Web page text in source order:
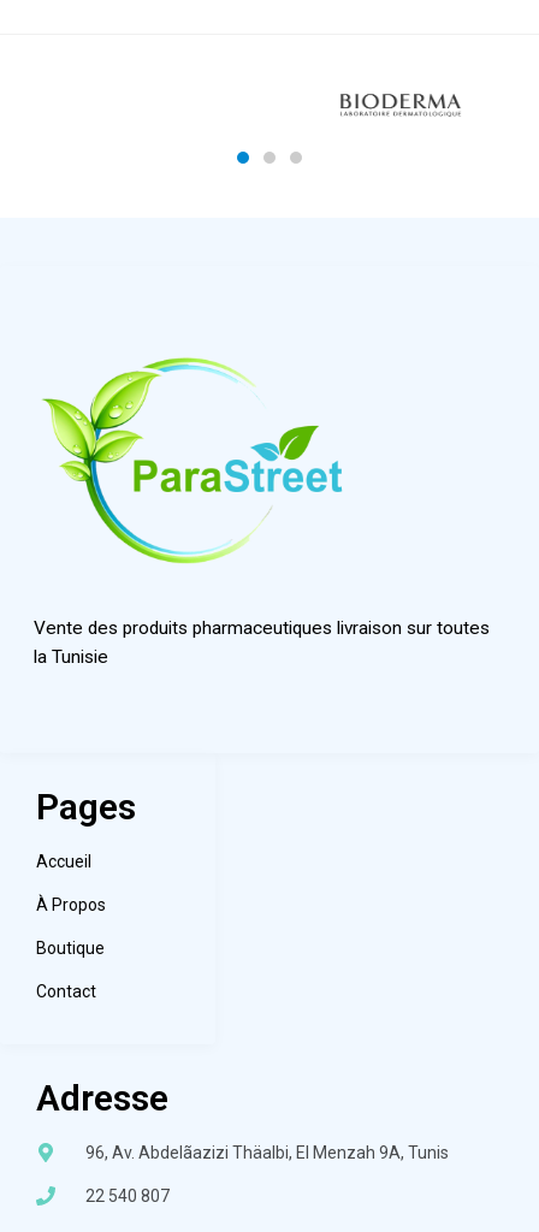
Vente des produits pharmaceutiques livraison sur toutes
la Tunisie
Pages
Accueil
À Propos
Boutique
Contact
Adresse
96, Av. Abdelãazizi Thäalbi, El Menzah 9A, Tunis
22 540 807